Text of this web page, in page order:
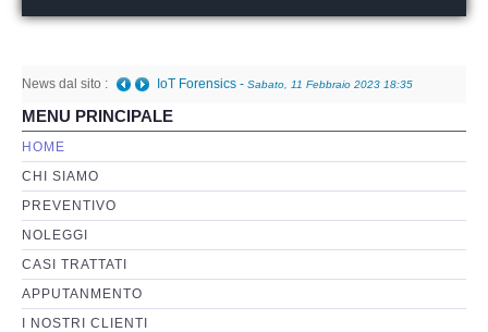
Perzia su Software/Programmi
Perizia Fonica e Trascrizioni
Perizia su Social Network
Perizia Web Reputation
Perizia Host e Mainframe
News dal sito : IoT Forensics - Sabato, 11 Febbraio 2023 18:35
MENU PRINCIPALE
HOME
CHI SIAMO
PREVENTIVO
NOLEGGI
CASI TRATTATI
APPUTANMENTO
I NOSTRI CLIENTI